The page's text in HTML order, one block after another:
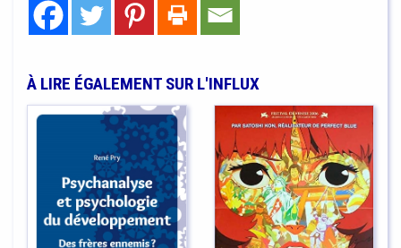
À LIRE ÉGALEMENT SUR L'INFLUX